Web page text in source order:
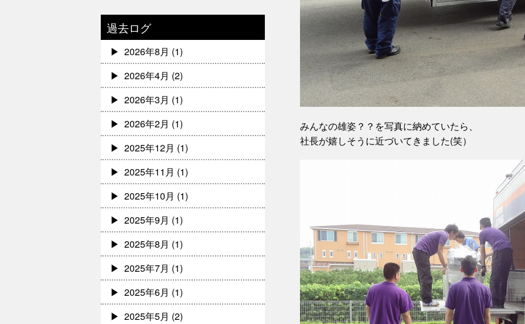
みんなの雄姿？？を写真に納めていたら、
社長が嬉しそうに近づいてきました(笑）
過去ログ
2026年8月 (1)
2026年4月 (2)
2026年3月 (1)
2026年2月 (1)
2025年12月 (1)
2025年11月 (1)
2025年10月 (1)
2025年9月 (1)
2025年8月 (1)
2025年7月 (1)
2025年6月 (1)
2025年5月 (2)